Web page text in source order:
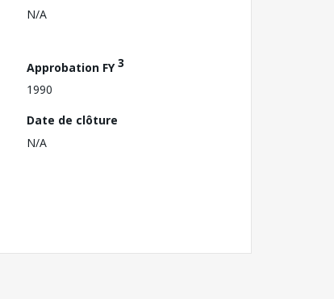
N/A
Approbation FY3
1990
Date de clôture
N/A